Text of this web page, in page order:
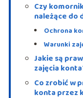
Czy
należące do
Ochrona
Warunki
Jakie są
zajęcia
Co zrobić w
konta przez